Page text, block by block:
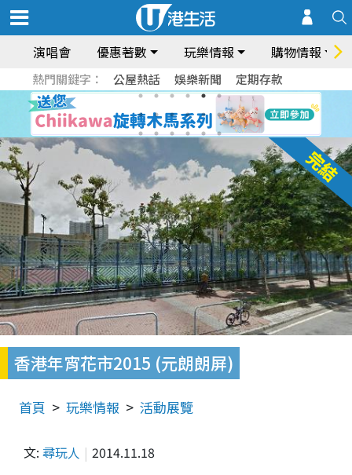
演唱會 優惠著數 玩樂情報 購物情報
熱門關鍵字： 公屋熱話 娛樂新聞 定期存款
香港年宵花市2015 (元朗朗屏)
首頁 玩樂情報 活動展覽
文: 尋玩人 2014.11.18